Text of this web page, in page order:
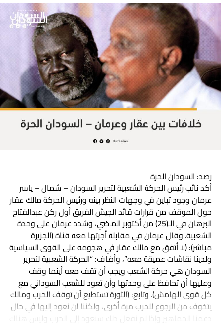
صريحة عليه من قبائل معروفة، وأيدته أخرى وطالبت بمراجعة
هوية بعض سكان الإقليم. وتمسك ترك برفضهم تمرير أتفاق
شرق السودان وتابع قائلاً “قصة استعمار جديد عبر أتفاق جوبا
وفرض نائب الرئيس لرأيه بإيحاء من قبل مني مناوي ومحمد
حسن نحن جاهزين لمواجهة هذا الأمر”.
رصد: السودان الحرة
أكد نائب رئيس الحركة الشعبية لتحرير السودان – شمال – ياسر
عرمان وجود تباين في وجهات النظر بينه ورئيس الحركة مالك عقار
حول الموقف من قرارات قائد الجيش الفريق أول ركن عبدالفتاح
البرهان في الـ(25) من أكتوبر الماضي، وشدد عرمان على وحدة
الشعبية. وقال عرمان في مقابلة أجرتها معه قناة (الجزيرة
مباشر): (لا أتفق مع مالك عقار في هجومه على القوى السياسية
ولدينا نقاشات عميقة معه”، وأضاف: “الحركة الشعبية لتحرير
السودان هي حركة الشعب ويجب أن تقف معه أينما وقف
وعليها أن تحافظ على وحدتها وأن تعود للشعب السوداني مع
كل قوى الهامش). وتابع: (الثورة تستطيع أن توقف الحرب ومالك
يتخوف من الرجوع للحرب مرة أخرى، ولكننا لن نعود إليها في حال
دعمنا الجماهير وإذا لم نفعل ذلك سنعود إلى الحرب وليس هناك